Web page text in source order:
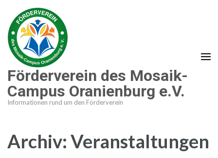
Inhalt
springen
(Enter
drücken)
Förderverein des Mosaik-
Campus Oranienburg e.V.
Informationen rund um den Förderverein
Archiv:Veranstaltungen